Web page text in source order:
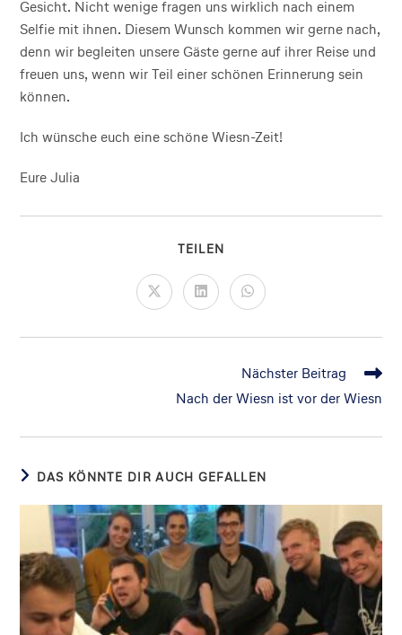
Gesicht. Nicht wenige fragen uns wirklich nach einem
Selfie mit ihnen. Diesem Wunsch kommen wir gerne nach,
denn wir begleiten unsere Gäste gerne auf ihrer Reise und
freuen uns, wenn wir Teil einer schönen Erinnerung sein
können.
Ich wünsche euch eine schöne Wiesn-Zeit!
Eure Julia
TEILEN
Nächster Beitrag
Nach der Wiesn ist vor der Wiesn
DAS KÖNNTE DIR AUCH GEFALLEN